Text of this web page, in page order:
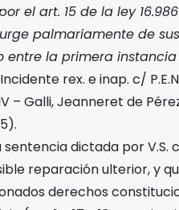
el art. 15 de la ley
palmariamente de
la primera instancia
rex. e inap. c/
– Galli, Jeanneret de
dictada por V.S.
reparación ulterior, y
derechos